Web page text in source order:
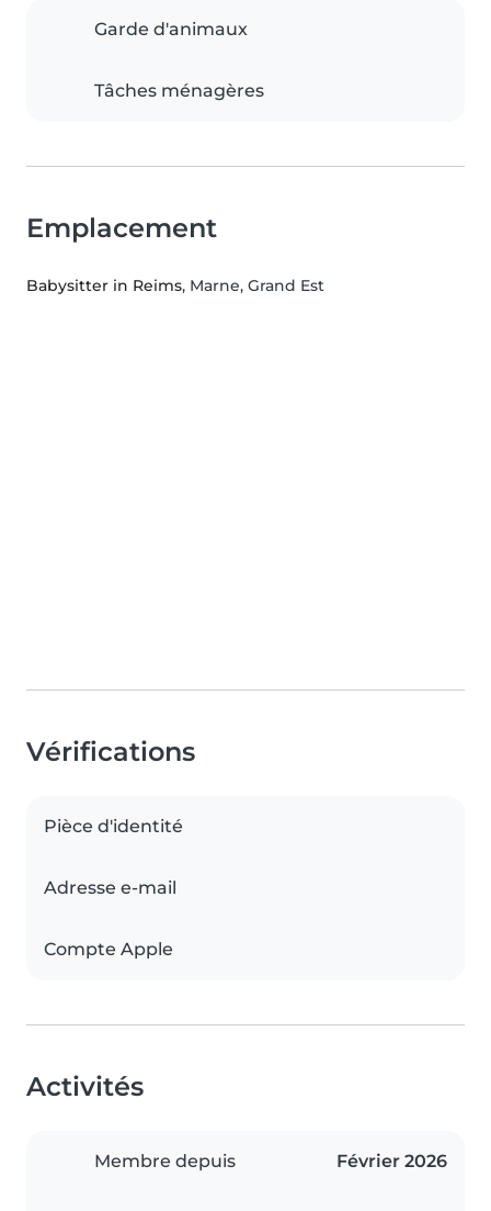
Garde d'animaux
Tâches ménagères
Emplacement
Babysitter in Reims, Marne, Grand Est
Vérifications
Pièce d'identité
Adresse e-mail
Compte Apple
Activités
Membre depuis Février 2026